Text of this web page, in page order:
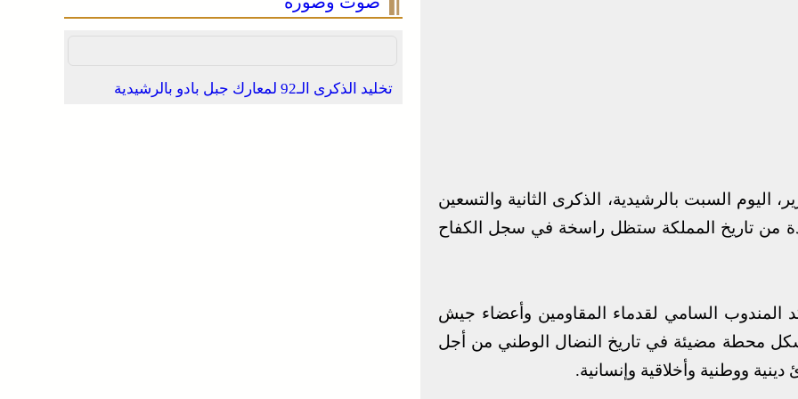
السبت بالرشيدية، الذكرى الثانية والتسعين
وهي ملحمة مجيدة من تاريخ المملكة ستظل راسخة في سجل الكفاح
المندوب السامي لقدماء المقاومين وأعضاء جيش
محطة مضيئة في تاريخ النضال الوطني من أجل
ووطنية وأخلاقية وإنسانية.
فينيسيوس جونيور يمدد عقده مع ريال مدريد حتى
انطلاق الدورة الأولى من مهرجان السعيدية للموسيقى
تخليد الذكرى الـ92 لمعارك جبل بادو بالرشيدية